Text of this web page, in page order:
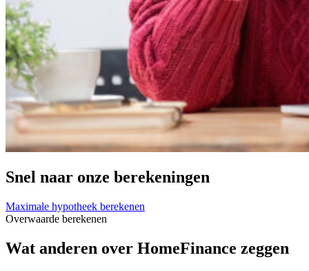
Snel naar onze berekeningen
Maximale hypotheek berekenen
Overwaarde berekenen
Wat anderen over HomeFinance zeggen